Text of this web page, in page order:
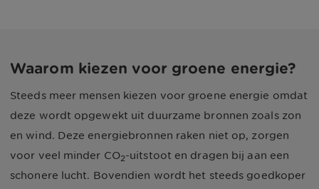
Waarom kiezen voor groene energie?
Steeds meer mensen kiezen voor groene energie omdat
deze wordt opgewekt uit duurzame bronnen zoals zon
en wind. Deze energiebronnen raken niet op, zorgen
voor veel minder CO2-uitstoot en dragen bij aan een
schonere lucht. Bovendien wordt het steeds goedkoper